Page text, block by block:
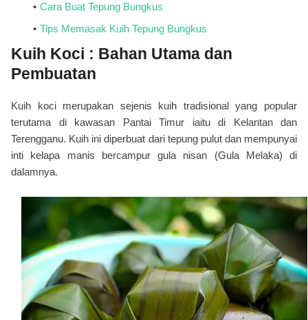
Cara Buat Tepung Bungkus
Tips Memasak Kuih Tepung Bungkus
Kuih Koci : Bahan Utama dan
Pembuatan
Kuih koci merupakan sejenis kuih tradisional yang popular
terutama di kawasan Pantai Timur iaitu di Kelantan dan
Terengganu. Kuih ini diperbuat dari tepung pulut dan mempunyai
inti kelapa manis bercampur gula nisan (Gula Melaka) di
dalamnya.